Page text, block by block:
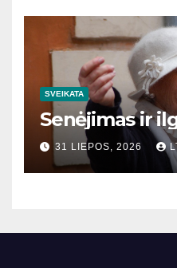
SVEIKATA
Senėjimas ir
31 LIEPOS, 2026